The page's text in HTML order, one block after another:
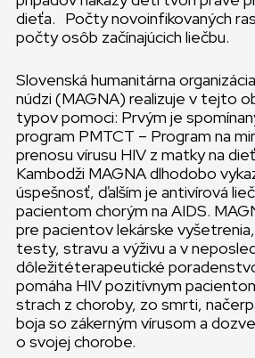
dieťa. Počty novoinfikovaných
počty osôb začínajúcich liečbu.
Slovenská humanitárna
núdzi (MAGNA) realizuje v tejto
typov pomoci: Prvým je
program PMTCT – Program na
prenosu vírusu HIV z matky na
Kambodži MAGNA dlhodobo
úspešnosť, ďalším je antivírová
pacientom chorým na AIDS.
pre pacientov lekárske
testy, stravu a výživu a v
dôležitéterapeutické
pomáha HIV pozitívnym
strach z choroby, zo smrti,
boja so zákerným vírusom a
o svojej chorobe.